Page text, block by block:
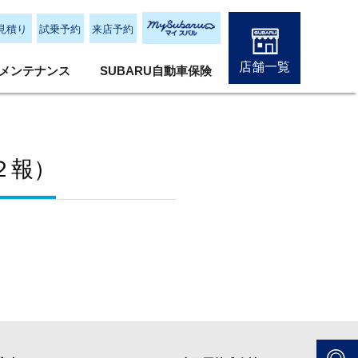
積り 試乗予約 来店予約
ンテナンス SUBARU自動車保険 店舗一覧
）